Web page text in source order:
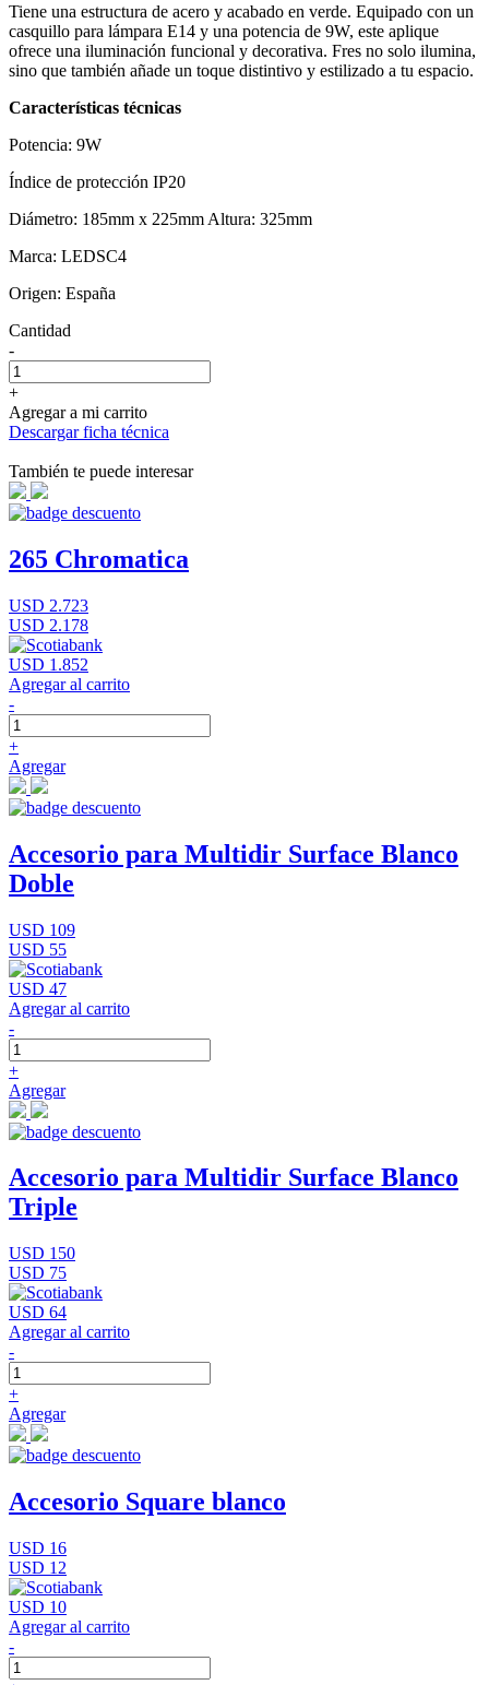
Tiene una estructura de acero y acabado en verde. Equipado con un
casquillo para lámpara E14 y una potencia de 9W, este aplique
ofrece una iluminación funcional y decorativa. Fres no solo ilumina,
sino que también añade un toque distintivo y estilizado a tu espacio.
Características técnicas
Potencia: 9W
Índice de protección IP20
Diámetro: 185mm x 225mm Altura: 325mm
Marca: LEDSC4
Origen: España
Cantidad
-
+
Agregar a mi carrito
Descargar ficha técnica
También te puede interesar
265 Chromatica
USD 2.723
USD 2.178
USD 1.852
Agregar al carrito
-
+
Agregar
Accesorio para Multidir Surface Blanco
Doble
USD 109
USD 55
USD 47
Agregar al carrito
-
+
Agregar
Accesorio para Multidir Surface Blanco
Triple
USD 150
USD 75
USD 64
Agregar al carrito
-
+
Agregar
Accesorio Square blanco
USD 16
USD 12
USD 10
Agregar al carrito
-